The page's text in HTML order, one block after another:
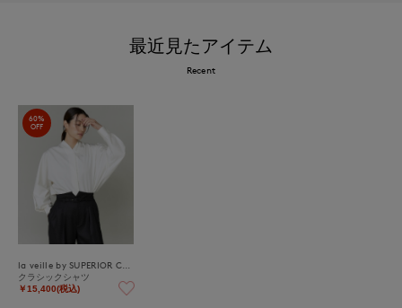
最近見たアイテム
Recent
60%
OFF
クラシックシャツ
￥15,400(税込)